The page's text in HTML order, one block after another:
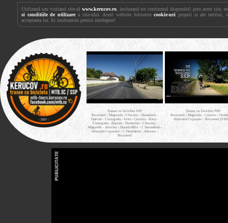
Utilizand sau vizitand site-ulwww.kerucov.ro , incluzand tot continutul disponibil prin acest site,
si conditiile de utilizare a site-ului. Acest website folosestecookie-uri proprii si ale tertilor,
acceptarea lor. Iti multumim pentru intelegere!
Traseu cu bicicleta SSP
Bucuresti - Magurele - Clinceni - Domnesti -
Darvari - Ciorogarla - Joita - Cosoba - Bacu -
Ciorogarla - Darvari - Domnesti - Clinceni -
Magurele - Alunisu - Darasti-Ilfov - 1 Decembrie -
Adunatii-Copaceni - 1 Decembrie - Alunisu -
Bucuresti
Traseu cu bicicleta SSP
Bucuresti - Magurele - Cosoba -
Adunatii-Copaceni - Bucuresti